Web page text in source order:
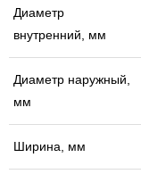
Диаметр
внутренний, мм
Диаметр наружный,
мм
Ширина, мм